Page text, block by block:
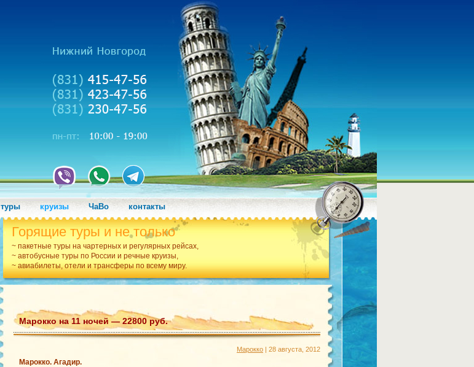
туры круизы ЧаВо контакты
Горящие туры и не только
~ пакетные туры на чартерных и регулярных рейсах,
~ автобусные туры по России и речные круизы,
~ авиабилеты, отели и трансферы по всему миру.
Марокко на 11 ночей — 22800 руб.
Марокко | 28 августа, 2012
Марокко. Агадир.